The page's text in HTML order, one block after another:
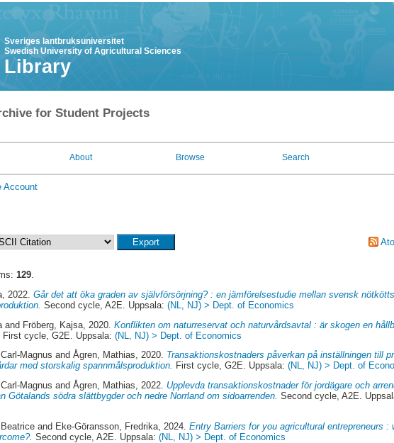
Sveriges lantbruksuniversitet
Swedish University of Agricultural Sciences
Library
for Student Projects
About Browse Search
Account
129.
, 2022.Går det att öka graden av självförsörjning? : en jämförelsestudie mellan svensk
Second cycle, A2E. Uppsala:(NL, NJ) > Dept. of Economics
and Fröberg, Kajsa , 2020.Konflikten om naturreservat och naturvårdsavtal : är skogen en
First cycle, G2E. Uppsala:(NL, NJ) > Dept. of Economics
Magnus andÅgren, Mathias, 2020. Transaktionskostnaders påverkan på inställningen till
med storskalig spannmålsproduktion. First cycle, G2E. Uppsala:(NL, NJ) > Dept. of
Magnus andÅgren, Mathias, 2022. Upplevda transaktionskostnader för jordägare och
Götalands södra slättbygder och nedre Norrland om sidoarrenden. Second cycle, A2E.
and Eke-Göransson, Fredrika , 2024.Entry Barriers for you agricultural entrepreneurs :
Second cycle, A2E. Uppsala:(NL, NJ) > Dept. of Economics